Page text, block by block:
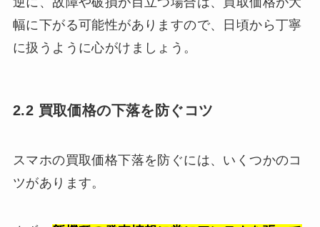
幅に下がる可能性がありますので、日頃から丁寧
に扱うように心がけましょう。
2.2 買取価格の下落を防ぐコツ
スマホの買取価格下落を防ぐには、いくつかのコ
ツがあります。